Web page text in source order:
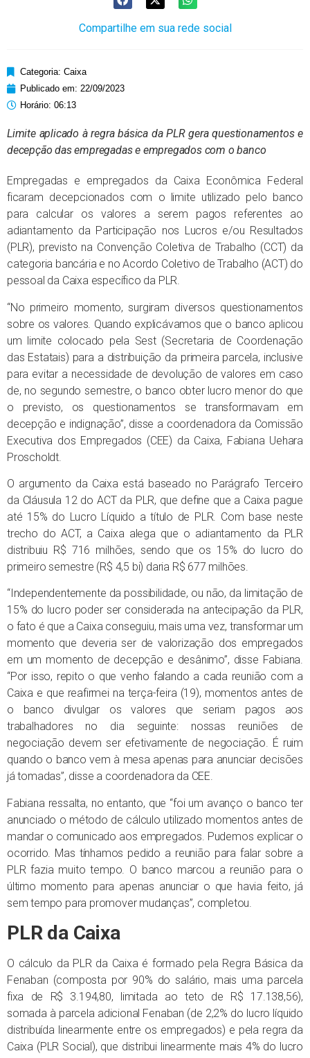
Compartilhe em sua rede social
Categoria: Caixa
Publicado em: 22/09/2023
Horário: 06:13
Limite aplicado à regra básica da PLR gera questionamentos e
decepção das empregadas e empregados com o banco
Empregadas e empregados da Caixa Econômica Federal
ficaram decepcionados com o limite utilizado pelo banco
para calcular os valores a serem pagos referentes ao
adiantamento da Participação nos Lucros e/ou Resultados
(PLR), previsto na Convenção Coletiva de Trabalho (CCT) da
categoria bancária e no Acordo Coletivo de Trabalho (ACT) do
pessoal da Caixa específico da PLR.
“No primeiro momento, surgiram diversos questionamentos
sobre os valores. Quando explicávamos que o banco aplicou
um limite colocado pela Sest (Secretaria de Coordenação
das Estatais) para a distribuição da primeira parcela, inclusive
para evitar a necessidade de devolução de valores em caso
de, no segundo semestre, o banco obter lucro menor do que
o previsto, os questionamentos se transformavam em
decepção e indignação”, disse a coordenadora da Comissão
Executiva dos Empregados (CEE) da Caixa, Fabiana Uehara
Proscholdt.
O argumento da Caixa está baseado no Parágrafo Terceiro
da Cláusula 12 do ACT da PLR, que define que a Caixa pague
até 15% do Lucro Líquido a título de PLR. Com base neste
trecho do ACT, a Caixa alega que o adiantamento da PLR
distribuiu R$ 716 milhões, sendo que os 15% do lucro do
primeiro semestre (R$ 4,5 bi) daria R$ 677 milhões.
“Independentemente da possibilidade, ou não, da limitação de
15% do lucro poder ser considerada na antecipação da PLR,
o fato é que a Caixa conseguiu, mais uma vez, transformar um
momento que deveria ser de valorização dos empregados
em um momento de decepção e desânimo”, disse Fabiana.
“Por isso, repito o que venho falando a cada reunião com a
Caixa e que reafirmei na terça-feira (19), momentos antes de
o banco divulgar os valores que seriam pagos aos
trabalhadores no dia seguinte: nossas reuniões de
negociação devem ser efetivamente de negociação. É ruim
quando o banco vem à mesa apenas para anunciar decisões
já tomadas”, disse a coordenadora da CEE.
Fabiana ressalta, no entanto, que “foi um avanço o banco ter
anunciado o método de cálculo utilizado momentos antes de
mandar o comunicado aos empregados. Pudemos explicar o
ocorrido. Mas tínhamos pedido a reunião para falar sobre a
PLR fazia muito tempo. O banco marcou a reunião para o
último momento para apenas anunciar o que havia feito, já
sem tempo para promover mudanças”, completou.
PLR da Caixa
O cálculo da PLR da Caixa é formado pela Regra Básica da
Fenaban (composta por 90% do salário, mais uma parcela
fixa de R$ 3.194,80, limitada ao teto de R$ 17.138,56),
somada à parcela adicional Fenaban (de 2,2% do lucro líquido
distribuída linearmente entre os empregados) e pela regra da
Caixa (PLR Social), que distribui linearmente mais 4% do lucro